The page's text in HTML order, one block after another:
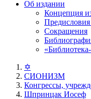
Об издании
Концепция
Сокращения
✡
СИОНИЗМ
Конгрессы,
Шпринцак Иосеф